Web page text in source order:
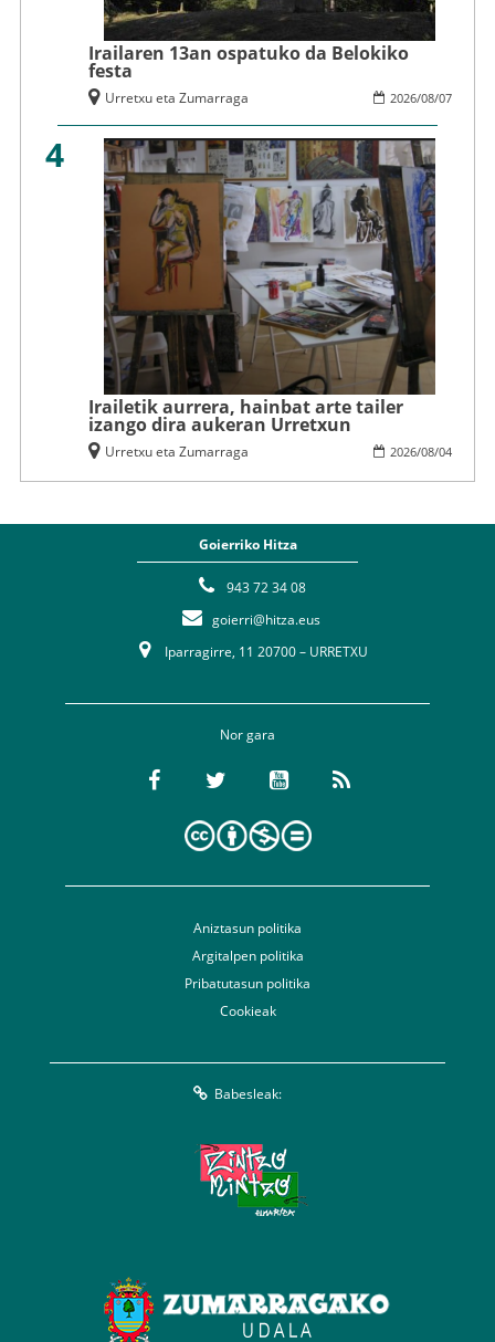
Irailaren 13an ospatuko da Belokiko
festa
2026/08/07
Urretxu eta Zumarraga
4
Irailetik aurrera, hainbat arte tailer
izango dira aukeran Urretxun
2026/08/04
Urretxu eta Zumarraga
Goierriko Hitza
943 72 34 08
goierri@hitza.eus
Iparragirre, 11 20700 – URRETXU
Nor gara
Aniztasun politika
Argitalpen politika
Pribatutasun politika
Cookieak
Babesleak: